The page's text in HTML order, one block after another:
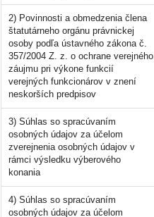
2) Povinnosti a obmedzenia člena
štatutárneho orgánu právnickej
osoby podľa ústavného zákona č.
357/2004 Z. z. o ochrane verejného
záujmu pri výkone funkcií
verejných funkcionárov v znení
neskorších predpisov
3) Súhlas so spracúvaním
osobných údajov za účelom
zverejnenia osobných údajov v
rámci výsledku výberového
konania
4) Súhlas so spracúvaním
osobných údajov za účelom